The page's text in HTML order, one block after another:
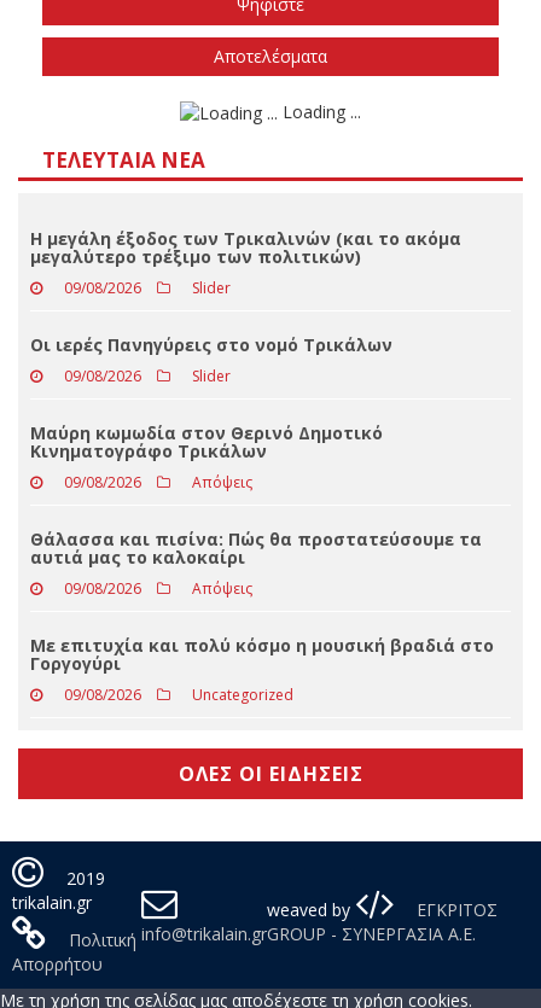
Την άνοιξη του 2027
Δεν ξέρω/δεν απαντώ
ΤΕΛΕΥΤΑΊΑ ΝΈΑ
Η μεγάλη έξοδος των Τρικαλινών (και το ακόμα
μεγαλύτερο τρέξιμο των πολιτικών)
Οι ιερές Πανηγύρεις στο νομό Τρικάλων
09/08/2026 Slider
Μαύρη κωμωδία στον Θερινό Δημοτικό
Κινηματογράφο Τρικάλων
09/08/2026 Απόψεις
Θάλασσα και πισίνα: Πώς θα προστατεύσουμε τα
αυτιά μας το καλοκαίρι
09/08/2026 Απόψεις
Με επιτυχία και πολύ κόσμο η μουσική βραδιά στο
09/08/2026 Uncategorized
2019